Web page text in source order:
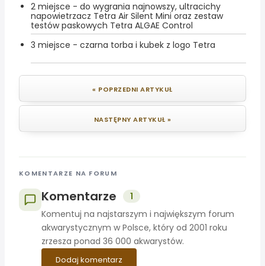
2 miejsce - do wygrania najnowszy, ultracichy
napowietrzacz Tetra Air Silent Mini oraz zestaw
testów paskowych Tetra ALGAE Control
3 miejsce - czarna torba i kubek z logo Tetra
« POPRZEDNI ARTYKUŁ
NASTĘPNY ARTYKUŁ »
KOMENTARZE NA FORUM
Komentarze
1
Komentuj na najstarszym i największym forum
akwarystycznym w Polsce, który od 2001 roku
zrzesza ponad 36 000 akwarystów.
Dodaj komentarz